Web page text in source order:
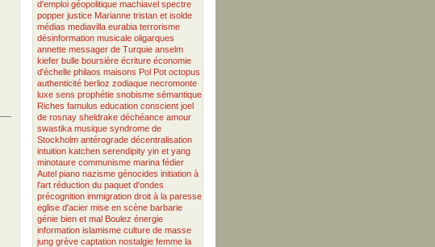
d'emploi géopolitique machiavel spectre
popper justice Marianne tristan et isolde
médias mediavilla eurabia terrorisme
désinformation musicale oligarques
annette messager de Turquie anselm
kiefer bulle boursière écriture économie
d'échelle philaos maisons Pol Pot octopus
authenticité berlioz zodiaque necromonte
luxe sens prophétie snobisme sémantique
Riches famulus education conscient joel
de rosnay sheldrake déchéance amour
swastika musique syndrome de
Stockholm antérograde décentralisation
intuition katchen serendipity yin et yang
minotaure communisme marina fédier
Autel piano nazisme génocides initiation à
l'art réduction du paquet d'ondes
précognition immigration droit à la paresse
eglise d'acier mise en scène barbarie
génie bien et mal Boulez énergie
information islamisme culture de masse
jung grève captation nostalgie femme la